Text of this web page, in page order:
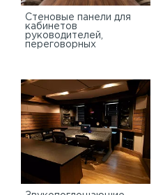
Стеновые панели для
кабинетов
руководителей,
переговорных